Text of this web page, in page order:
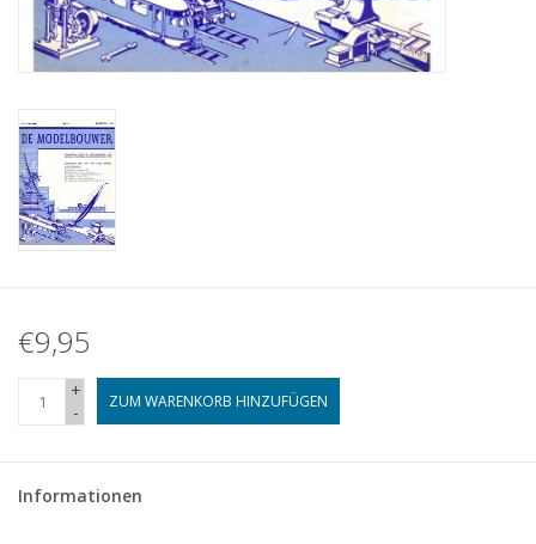
€9,95
+
-
ZUM WARENKORB HINZUFÜGEN
Informationen